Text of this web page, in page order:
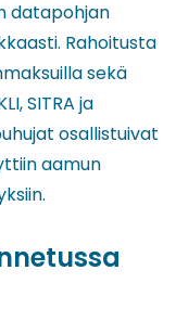
datapohjan
Rahoitusta
sekä
SITRA ja
osallistuivat
aamun